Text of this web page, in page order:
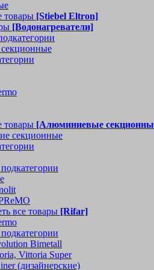
товары [Stiebel Eltron]
[Водонагреватели]
товары [Алюминиевые
секционные
все товары [Rifar]
Bimetall
Vittoria Super
(дизайнерские)